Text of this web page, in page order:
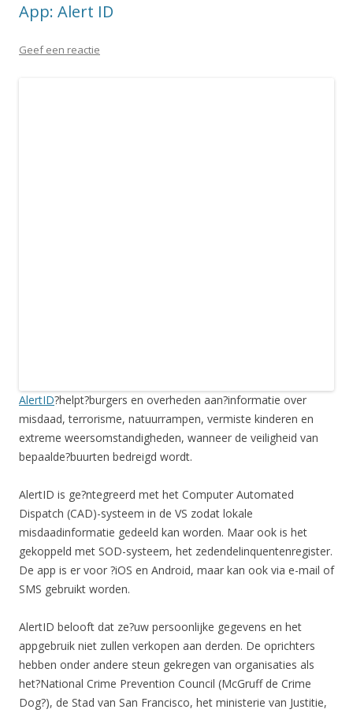
App: Alert ID
Geef een reactie
AlertID?helpt?burgers en overheden aan?informatie over
misdaad, terrorisme, natuurrampen, vermiste kinderen en
extreme weersomstandigheden, wanneer de veiligheid van
bepaalde?buurten bedreigd wordt.
AlertID is ge?ntegreerd met het Computer Automated
Dispatch (CAD)-systeem in de VS zodat lokale
misdaadinformatie gedeeld kan worden. Maar ook is het
gekoppeld met SOD-systeem, het zedendelinquentenregister.
De app is er voor ?iOS en Android, maar kan ook via e-mail of
SMS gebruikt worden.
AlertID belooft dat ze?uw persoonlijke gegevens en het
appgebruik niet zullen verkopen aan derden. De oprichters
hebben onder andere steun gekregen van organisaties als
het?National Crime Prevention Council (McGruff de Crime
Dog?), de Stad van San Francisco, het ministerie van Justitie,